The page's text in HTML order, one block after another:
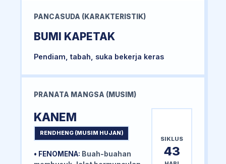
PANCASUDA (KARAKTERISTIK)
BUMI KAPETAK
Pendiam, tabah, suka bekerja keras
PRANATA MANGSA (MUSIM)
KANEM
RENDHENG (MUSIM HUJAN)
• FENOMENA: Buah-buahan
SIKLUS
43